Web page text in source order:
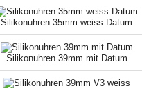
Silikonuhren 35mm weiss Datum
Silikonuhren 39mm mit Datum